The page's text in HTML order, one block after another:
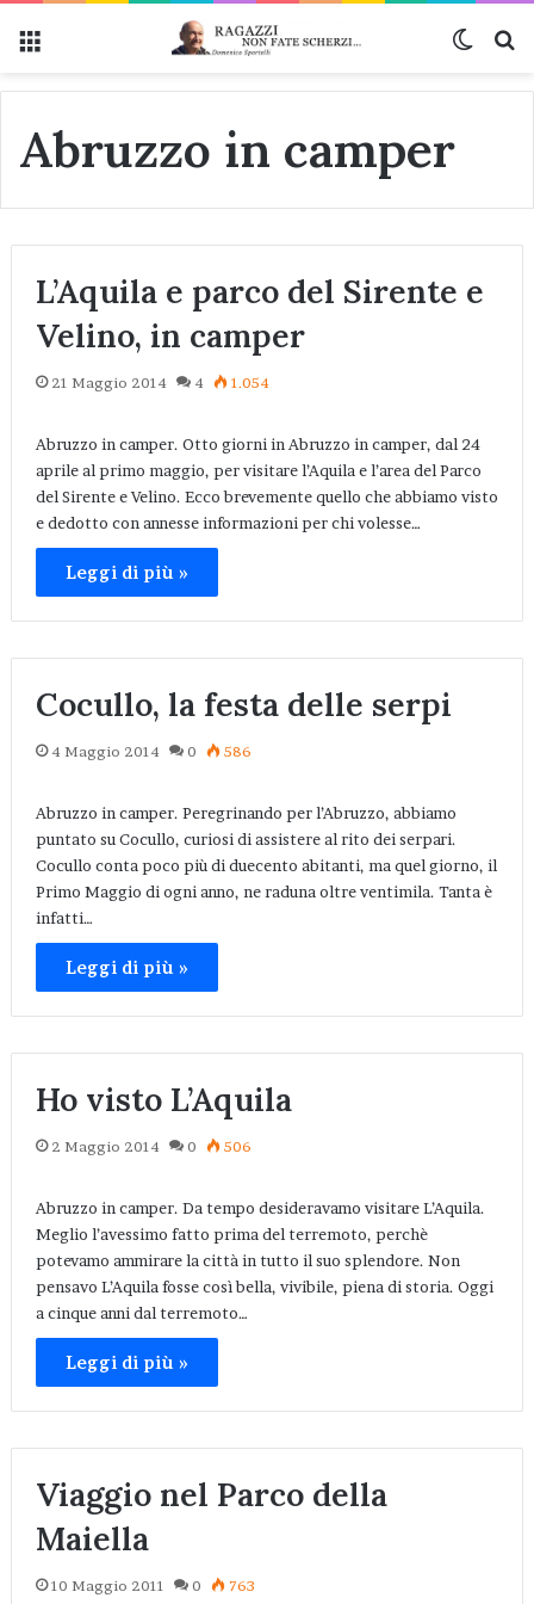
Abruzzo in camper
L’Aquila e parco del Sirente e
Velino, in camper
21 Maggio 2014 4 1.054
Abruzzo in camper. Otto giorni in Abruzzo in camper, dal 24
aprile al primo maggio, per visitare l’Aquila e l’area del Parco
del Sirente e Velino. Ecco brevemente quello che abbiamo visto
e dedotto con annesse informazioni per chi volesse…
Leggi di più »
Cocullo, la festa delle serpi
4 Maggio 2014 0 586
Abruzzo in camper. Peregrinando per l’Abruzzo, abbiamo
puntato su Cocullo, curiosi di assistere al rito dei serpari.
Cocullo conta poco più di duecento abitanti, ma quel giorno, il
Primo Maggio di ogni anno, ne raduna oltre ventimila. Tanta è
infatti…
Leggi di più »
Ho visto L’Aquila
2 Maggio 2014 0 506
Abruzzo in camper. Da tempo desideravamo visitare L’Aquila.
Meglio l’avessimo fatto prima del terremoto, perchè
potevamo ammirare la città in tutto il suo splendore. Non
pensavo L’Aquila fosse così bella, vivibile, piena di storia. Oggi
a cinque anni dal terremoto…
Leggi di più »
Viaggio nel Parco della
Maiella
10 Maggio 2011 0 763